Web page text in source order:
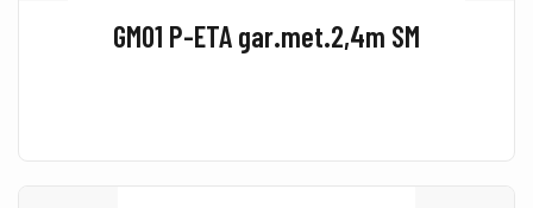
GM01 P-ETA gar.met.2,4m SM